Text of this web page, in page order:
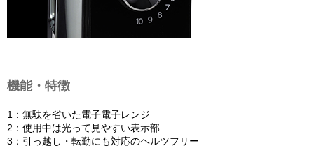
機能・特徴
1：無駄を省いた電子電子レンジ
2：使用中は光って見やすい表示部
3：引っ越し・転勤にも対応のヘルツフリー